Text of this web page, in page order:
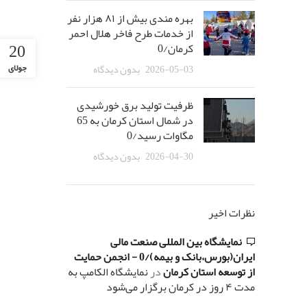
20
جولای
بهره مندی بیش از ٨١ هزار نفر
از خدمات طرح فاخر هلال احمر
کرمان/0
2026-05-03 بدون دیدگاه
ظرفیت تولید برق خورشیدی
در شمال استان کرمان به 65
مگاوات رسید/0
2026-04-30 بدون دیدگاه
نظرات اخیر
نمایشگاه بین المللی صنعت مالی
ایران(بورس،بانک و بیمه)/0 - انجمن حمایت
از توسعه استان کرماندرنمایشگاه الکامپ به
مدت ۴ روز در کرمان برگزار می‌شود